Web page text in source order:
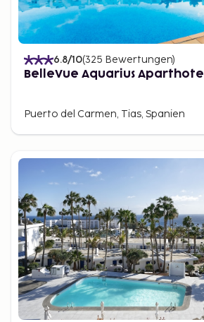
6.8/10(325 Bewertungen)
BelleVue Aquarius Aparthotel
Puerto del Carmen, Tias, Spanien